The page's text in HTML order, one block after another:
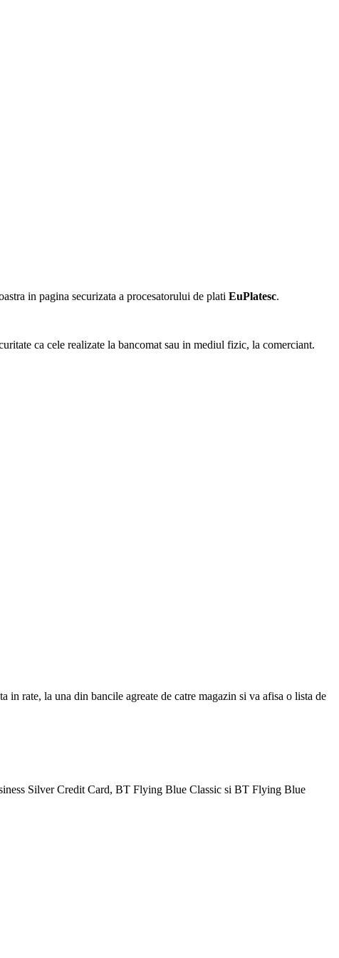
in pagina securizata a procesatorului de plati EuPlatesc.
ca cele realizate la bancomat sau in mediul fizic, la comerciant.
rate, la una din bancile agreate de catre magazin si va afisa o lista de
Silver Credit Card, BT Flying Blue Classic si BT Flying Blue